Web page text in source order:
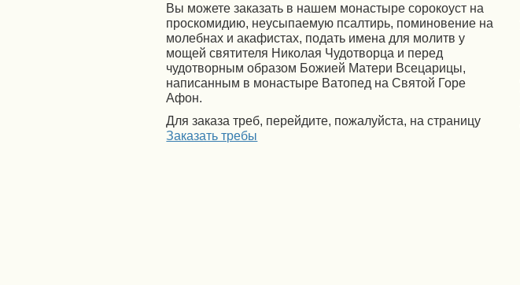
Вы можете заказать в нашем монастыре сорокоуст на
проскомидию, неусыпаемую псалтирь, поминовение на
молебнах и акафистах, подать имена для молитв у
мощей святителя Николая Чудотворца и перед
чудотворным образом Божией Матери Всецарицы,
написанным в монастыре Ватопед на Святой Горе
Афон.
Для заказа треб, перейдите, пожалуйста, на страницу
Заказать требы